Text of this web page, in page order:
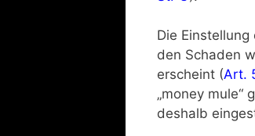
Die
den Schaden
erscheint (Art.
„money mule“
deshalb